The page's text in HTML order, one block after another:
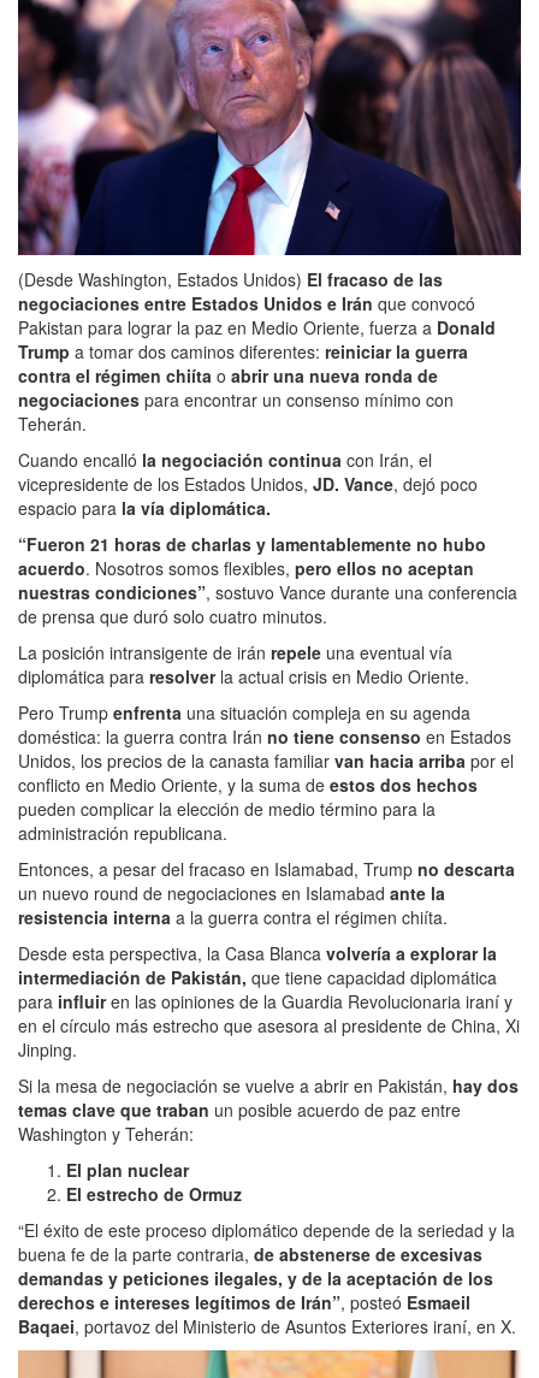
(Desde Washington, Estados Unidos) El fracaso de las
negociaciones entre Estados Unidos e Irán que convocó
Pakistan para lograr la paz en Medio Oriente, fuerza a Donald
Trump a tomar dos caminos diferentes: reiniciar la guerra
contra el régimen chiíta o abrir una nueva ronda de
negociaciones para encontrar un consenso mínimo con
Teherán.
Cuando encalló la negociación continua con Irán, el
vicepresidente de los Estados Unidos, JD. Vance, dejó poco
espacio para la vía diplomática.
“Fueron 21 horas de charlas y lamentablemente no hubo
acuerdo. Nosotros somos flexibles, pero ellos no aceptan
nuestras condiciones”, sostuvo Vance durante una conferencia
de prensa que duró solo cuatro minutos.
La posición intransigente de irán repele una eventual vía
diplomática para resolver la actual crisis en Medio Oriente.
Pero Trump enfrenta una situación compleja en su agenda
doméstica: la guerra contra Irán no tiene consenso en Estados
Unidos, los precios de la canasta familiar van hacia arriba por el
conflicto en Medio Oriente, y la suma de estos dos hechos
pueden complicar la elección de medio término para la
administración republicana.
Entonces, a pesar del fracaso en Islamabad, Trump no descarta
un nuevo round de negociaciones en Islamabad ante la
resistencia interna a la guerra contra el régimen chiíta.
Desde esta perspectiva, la Casa Blanca volvería a explorar la
intermediación de Pakistán, que tiene capacidad diplomática
para influiren las opiniones de la Guardia Revolucionaria iraní y
en el círculo más estrecho que asesora al presidente de China, Xi
Jinping.
Si la mesa de negociación se vuelve a abrir en Pakistán, hay dos
temas clave que traban un posible acuerdo de paz entre
Washington y Teherán:
El plan nuclear
El estrecho de Ormuz
“El éxito de este proceso diplomático depende de la seriedad y la
buena fe de la parte contraria, de abstenerse de excesivas
demandas y peticiones ilegales, y de la aceptación de los
derechos e intereses legítimos de Irán”, posteó Esmaeil
Baqaei, portavoz del Ministerio de Asuntos Exteriores iraní, en X.